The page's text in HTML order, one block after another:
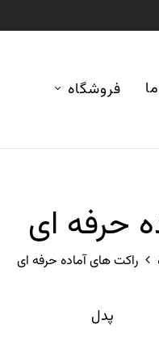
فروشگاه
حرفه ای
راکت های آماده حرفه ای
پدل